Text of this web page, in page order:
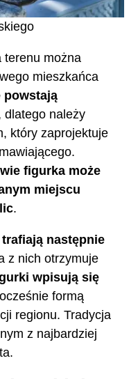
terenu można
mieszkańca
powstają
dlatego należy
który zaprojektuje
figurka może
miejscu
.
następnie
z nich otrzymuje
wpisują się
formą
regionu. Tradycja
z najbardziej